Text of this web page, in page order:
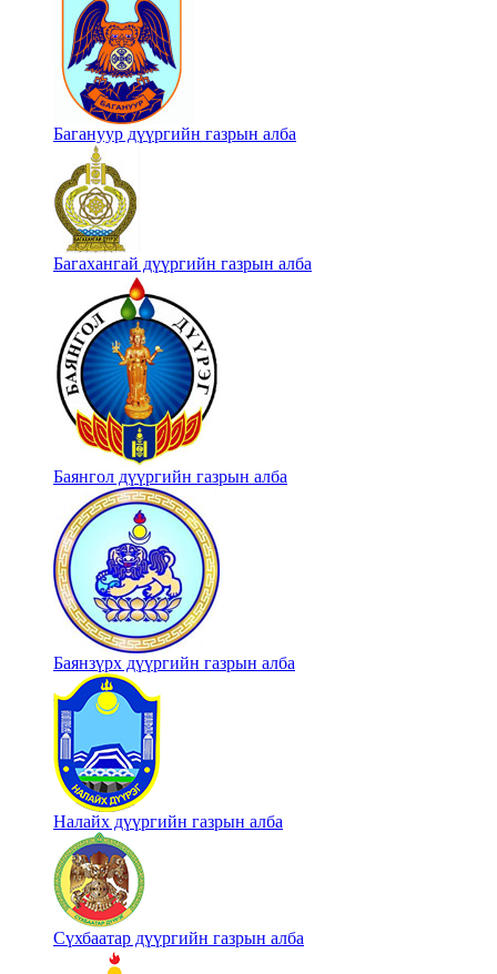
Багануур дүүргийн газрын алба
Багахангай дүүргийн газрын алба
Баянгол дүүргийн газрын алба
Баянзүрх дүүргийн газрын алба
Налайх дүүргийн газрын алба
Сүхбаатар дүүргийн газрын алба